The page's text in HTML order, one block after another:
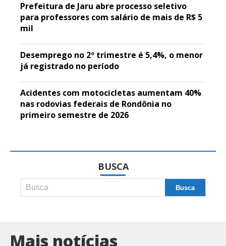
Prefeitura de Jaru abre processo seletivo
para professores com salário de mais de R$ 5
mil
Desemprego no 2º trimestre é 5,4%, o menor
já registrado no período
Acidentes com motocicletas aumentam 40%
nas rodovias federais de Rondônia no
primeiro semestre de 2026
BUSCA
Mais notícias